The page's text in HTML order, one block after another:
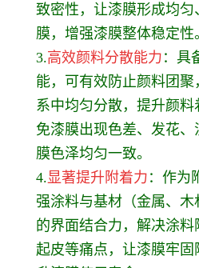
致密性，让漆膜形成均
膜，增强漆膜整体稳定性
3.高效颜料分散能力 ：具
能，可有效防止颜料团
系中均匀分散，提升颜
免漆膜出现色差、发花
膜色泽均匀一致。
4.显著提升附着力 ：作为
强涂料与基材（金属、木
的界面结合力，解决涂料
起皮等痛点，让漆膜牢